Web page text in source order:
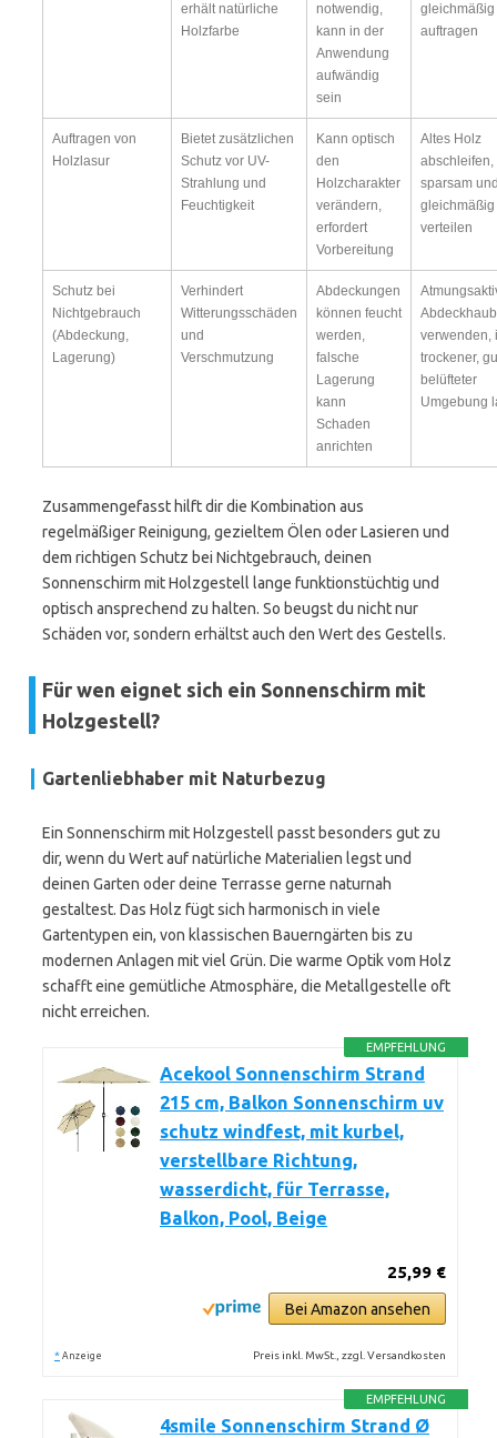
erhält natürliche
Holzfarbe
notwendig,
kann in der
Anwendung
aufwändig
sein
gleichmäßig
auftragen
Auftragen von
Holzlasur
Bietet zusätzlichen
Schutz vor UV-
Strahlung und
Feuchtigkeit
Kann optisch
den
Holzcharakter
verändern,
erfordert
Vorbereitung
Altes Holz
abschleifen,
sparsam
gleichmäßig
verteilen
Schutz bei
Nichtgebrauch
(Abdeckung,
Lagerung)
Verhindert
Witterungsschäden
und
Verschmutzung
Abdeckungen
können feucht
werden,
falsche
Lagerung
kann
Schaden
anrichten
verwenden,
trockener,
belüfteter
Umgebung
Zusammengefasst hilft dir die Kombination aus
regelmäßiger Reinigung, gezieltem Ölen oder Lasieren und
dem richtigen Schutz bei Nichtgebrauch, deinen
Sonnenschirm mit Holzgestell lange funktionstüchtig und
optisch ansprechend zu halten. So beugst du nicht nur
Schäden vor, sondern erhältst auch den Wert des Gestells.
Für wen eignet sich ein Sonnenschirm mit
Holzgestell?
Gartenliebhaber mit Naturbezug
Ein Sonnenschirm mit Holzgestell passt besonders gut zu
dir, wenn du Wert auf natürliche Materialien legst und
deinen Garten oder deine Terrasse gerne naturnah
gestaltest. Das Holz fügt sich harmonisch in viele
Gartentypen ein, von klassischen Bauerngärten bis zu
modernen Anlagen mit viel Grün. Die warme Optik vom Holz
schafft eine gemütliche Atmosphäre, die Metallgestelle oft
nicht erreichen.
EMPFEHLUNG
Acekool Sonnenschirm Strand
215 cm, Balkon Sonnenschirm uv
schutz windfest, mit kurbel,
verstellbare Richtung,
wasserdicht, für Terrasse,
Balkon, Pool, Beige
25,99 €
Bei Amazon ansehen
* Anzeige Preis inkl. MwSt., zzgl. Versandkosten
EMPFEHLUNG
4smile Sonnenschirm Strand Ø